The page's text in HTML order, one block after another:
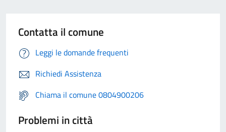
Contatta il comune
Leggi le domande frequenti
Richiedi Assistenza
Chiama il comune 0804900206
Problemi in città